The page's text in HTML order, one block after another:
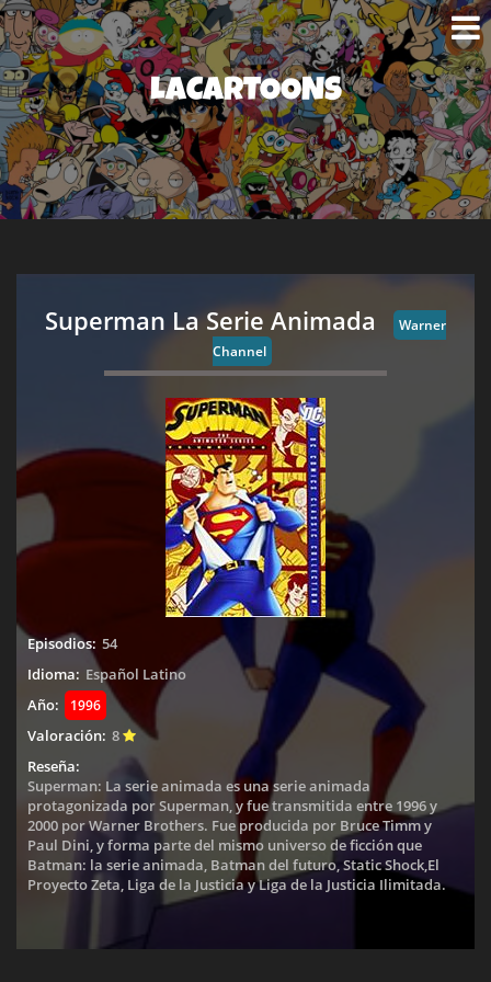
LACARTOONS
Superman La Serie Animada
Warner
Channel
Episodios: 54
Idioma: Español Latino
Año:
1996
Valoración: 8
Reseña:
Superman: La serie animada es una serie animada
protagonizada por Superman, y fue transmitida entre 1996 y
2000 por Warner Brothers. Fue producida por Bruce Timm y
Paul Dini, y forma parte del mismo universo de ficción que
Batman: la serie animada, Batman del futuro, Static Shock,El
Proyecto Zeta, Liga de la Justicia y Liga de la Justicia Ilimitada.